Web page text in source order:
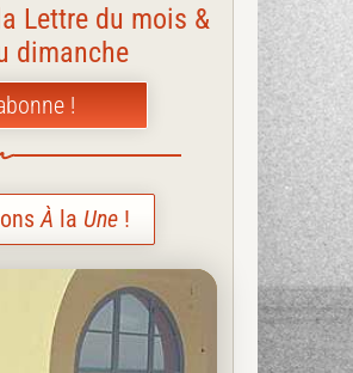
Lettre du mois &
dimanche
!
À la Une !